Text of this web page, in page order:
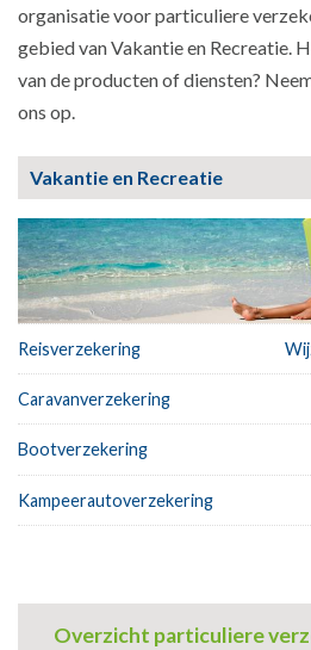
organisatie voor particuliere
gebied van Vakantie en Recreatie.
van de producten of diensten?
ons op.
Vakantie en Recreatie
Reisverzekering
Caravanverzekering
Bootverzekering
Kampeerautoverzekering
Overzicht particuliere